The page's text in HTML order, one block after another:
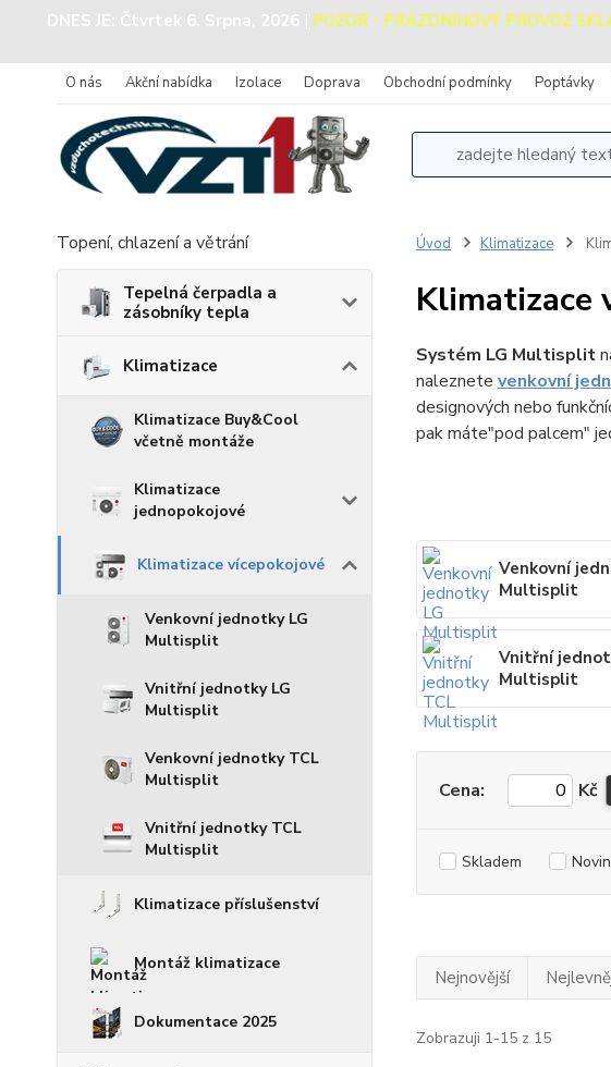
DNES JE: Čtvrtek 6. Srpna, 2026 | POZOR - PRÁZDNINOVÝ PROVOZ
O nás Akční nabídka Izolace Doprava Obchodní podmínky Poptávky
Topení, chlazení a větrání
Tepelná čerpadla a
zásobníky tepla
Klimatizace
Klimatizace Buy&Cool
včetně montáže
Klimatizace
jednopokojové
Klimatizace vícepokojové
Venkovní jednotky LG
Multisplit
Vnitřní jednotky LG
Multisplit
Venkovní jednotky TCL
Multisplit
Vnitřní jednotky TCL
Multisplit
Klimatizace příslušenství
Montáž klimatizace
Dokumentace 2025
Úvod Klimatizace
Klimatizace
Systém LG Multisplit
naleznete venkovní
designových nebo
pak máte"pod palcem"
Venkovní
Multisplit
Vnitřní
Multisplit
Cena: Kč
Skladem
Nejnovější
Zobrazuji 1-15 z 15